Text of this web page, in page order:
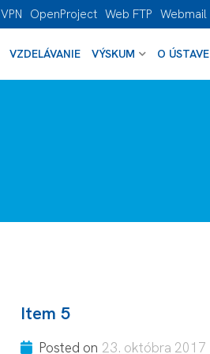
VPN OpenProject Web FTP Webmail
VZDELÁVANIE VÝSKUM O ÚSTAVE
Item 5
Posted on 23. októbra 2017